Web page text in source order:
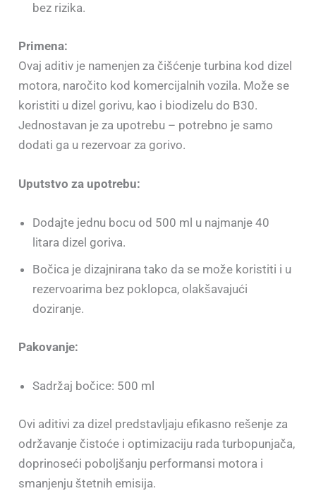
bez rizika.
Primena:
Ovaj aditiv je namenjen za čišćenje turbina kod dizel
motora, naročito kod komercijalnih vozila. Može se
koristiti u dizel gorivu, kao i biodizelu do B30.
Jednostavan je za upotrebu – potrebno je samo
dodati ga u rezervoar za gorivo.
Uputstvo za upotrebu:
Dodajte jednu bocu od 500 ml u najmanje 40
litara dizel goriva.
Bočica je dizajnirana tako da se može koristiti i u
rezervoarima bez poklopca, olakšavajući
doziranje.
Pakovanje:
Sadržaj bočice: 500 ml
Ovi aditivi za dizel predstavljaju efikasno rešenje za
održavanje čistoće i optimizaciju rada turbopunjača,
doprinoseći poboljšanju performansi motora i
smanjenju štetnih emisija.